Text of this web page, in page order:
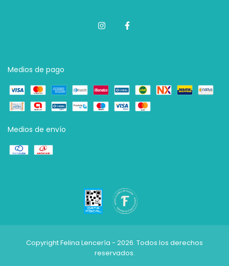
Medios de pago
Medios de envío
Copyright Felina Lencería - 2026. Todos los derechos
reservados.